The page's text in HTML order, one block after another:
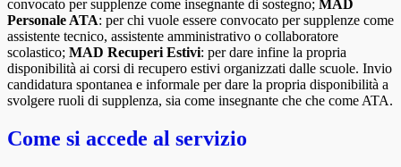
convocato per supplenze come insegnante di sostegno; MAD
Personale ATA: per chi vuole essere convocato per supplenze come
assistente tecnico, assistente amministrativo o collaboratore
scolastico; MAD Recuperi Estivi: per dare infine la propria
disponibilità ai corsi di recupero estivi organizzati dalle scuole. Invio
candidatura spontanea e informale per dare la propria disponibilità a
svolgere ruoli di supplenza, sia come insegnante che che come ATA.
Come si accede al servizio